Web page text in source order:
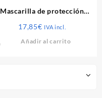
Mascarilla de protección
unds.
17,85€ IVA incl.
Añadir al carrito